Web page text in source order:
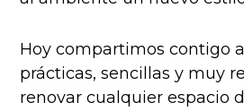
Hoy compartimos contigo
prácticas, sencillas y muy
renovar cualquier espacio